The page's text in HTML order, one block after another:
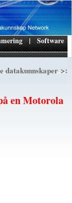
| Software
datakunnskaper>>
en Motorola